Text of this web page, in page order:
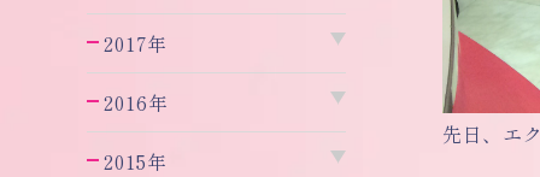
2017年
2016年
2015年
先日、エ